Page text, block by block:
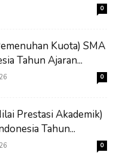
0
Kuota) SMA
Tahun Ajaran...
0
Prestasi Akademik)
Tahun...
0